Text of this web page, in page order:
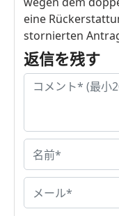
eine
stornierten
返信を残す